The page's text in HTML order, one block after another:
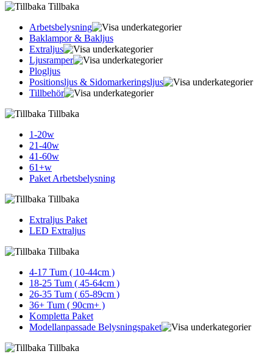
Tillbaka
Arbetsbelysning
Baklampor & Bakljus
Extraljus
Ljusramper
Plogljus
Positionsljus & Sidomarkerings­ljus
Tillbehör
Tillbaka
1-20w
21-40w
41-60w
61+w
Paket Arbetsbelysning
Tillbaka
Extraljus Paket
LED Extraljus
Tillbaka
4-17 Tum ( 10-44cm )
18-25 Tum ( 45-64cm )
26-35 Tum ( 65-89cm )
36+ Tum ( 90cm+ )
Kompletta Paket
Modellanpassade Belysningspaket
Tillbaka